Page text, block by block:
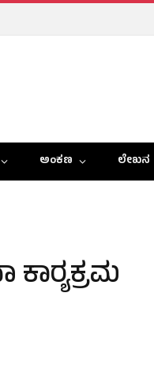
ಅಂಕಣ ಲೇಖನ
ಕಾರ‍್ಯಕ್ರಮ